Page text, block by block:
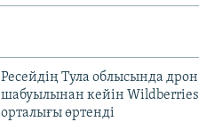
Ресейдің Тула облысында дрон
шабуылынан кейін Wildberries
орталығы өртенді